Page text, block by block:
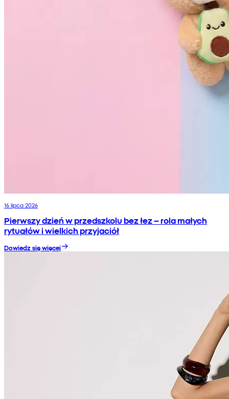
16 lipca 2026
Pierwszy dzień w przedszkolu bez łez – rola małych
rytuałów i wielkich przyjaciół
Dowiedz się więcej